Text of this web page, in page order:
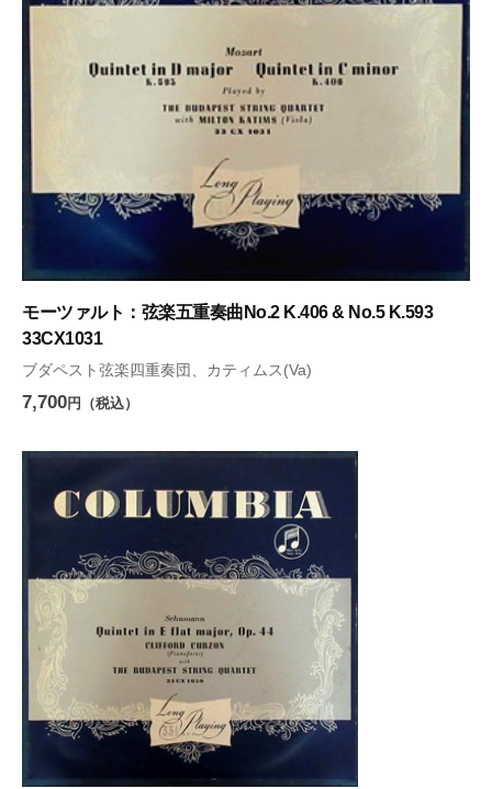
モーツァルト：弦楽五重奏曲No.2 K.406 & No.5 K.593
33CX1031
ブダペスト弦楽四重奏団、カティムス(Va)
7,700円（税込）